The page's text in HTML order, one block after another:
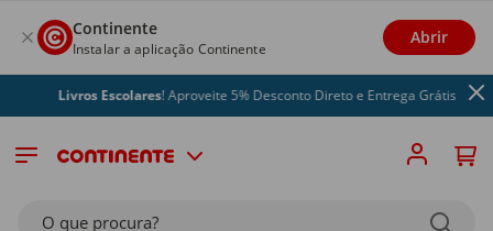
Continente
Instalar a aplicação Continente
Abrir
Livros Escolares! Aproveite 5% Desconto Direto e Entrega Grátis
O que procura?